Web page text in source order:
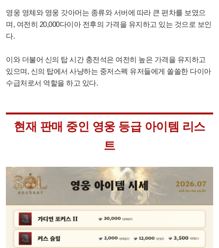
영웅 영체와 영웅 갓아머는 종류와 서버에 따라 큰 편차를 보였으
며, 여전히 20,000다이아 전후의 가격을 유지하고 있는 것으로 보인
다.
이와 더불어 신의 탑 시간 충전석은 여전히 높은 가격을 유지하고
있으며, 신의 탑에서 사냥하는 중저스펙 유저들에게 쏠쏠한 다이아
수급처로서 역할을 하고 있다.
현재 판매 중인 영웅 등급 아이템 리스
트